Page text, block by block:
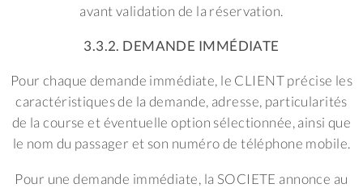
avant validation de la réservation.
3.3.2. DEMANDE IMMÉDIATE
Pour chaque demande immédiate, le CLIENT précise les
caractéristiques de la demande, adresse, particularités
de la course et éventuelle option sélectionnée, ainsi que
le nom du passager et son numéro de téléphone mobile.
Pour une demande immédiate, la SOCIETE annonce au